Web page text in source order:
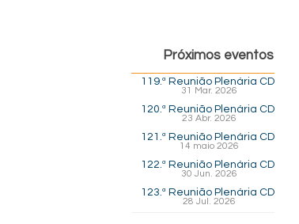
Próximos eventos
119.ª Reunião Plenária CD
31 Mar. 2026
120.ª Reunião Plenária CD
23 Abr. 2026
121.ª Reunião Plenária CD
14 maio 2026
122.ª Reunião Plenária CD
30 Jun. 2026
123.ª Reunião Plenária CD
28 Jul. 2026